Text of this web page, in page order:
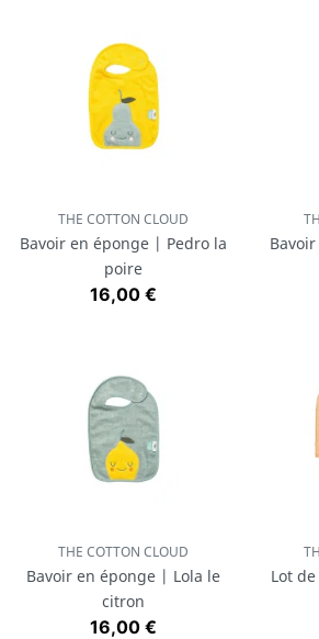
THE COTTON CLOUD
Bavoir en éponge | Pedro la
poire
Prix
16,00 €
THE COTTON CLOUD
Bavoir en éponge | Lola le
citron
Prix
16,00 €
Lot